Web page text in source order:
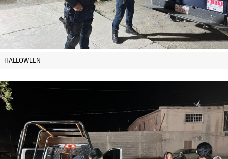
HALLOWEEN